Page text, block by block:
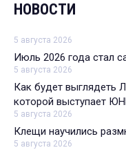
НОВОСТИ
5 августа 2026
Июль 2026 года стал
5 августа 2026
Как будет выглядеть
которой выступает
5 августа 2026
Клещи научились
5 августа 2026